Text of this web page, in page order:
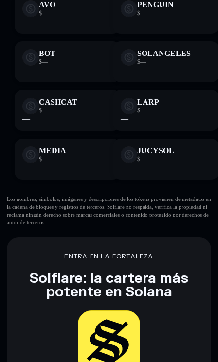
AVO
$—
—
PENGUIN
$—
—
BOT
$—
—
SOLANGELES
$—
—
CASHCAT
$—
—
LARP
$—
—
MEDIA
$—
—
JUCYSOL
$—
—
Los nombres, símbolos, imágenes y descripciones de los tokens provienen de metadatos en
la cadena de bloques y registros de terceros. Solflare no respalda, verifica la propiedad ni
reclama ningún derecho sobre marcas comerciales o contenido protegido por derechos de
autor de terceros.
ENTRA EN LA FORTALEZA
Solflare: la cartera más
potente en Solana